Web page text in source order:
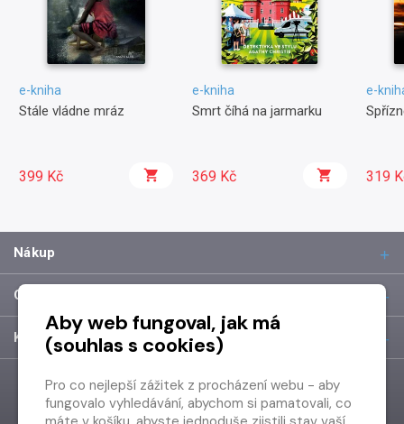
e-kniha
Stále vládne mráz
399 Kč
e-kniha
Smrt číhá na jarmarku
369 Kč
e-
319
Nákup
O společnosti
Kontakt
Aby web fungoval, jak má
(souhlas s cookies)
Pro co nejlepší zážitek z procházení webu - aby
fungovalo vyhledávání, abychom si pamatovali, co